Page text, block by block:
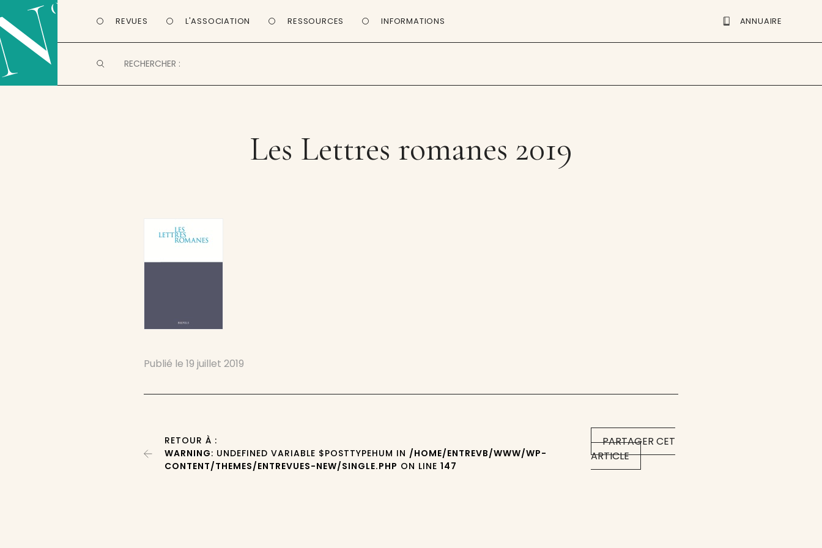
REVUES L'ASSOCIATION RESSOURCES INFORMATIONS ANNUAIRE
Les Lettres romanes 2019
Publié le19 juillet 2019
PARTAGER CET
ARTICLE
RETOUR À :
WARNING: UNDEFINED VARIABLE $POSTTYPEHUM IN /HOME/ENTREVB/WWW/WP-
CONTENT/THEMES/ENTREVUES-NEW/SINGLE.PHP ON LINE147